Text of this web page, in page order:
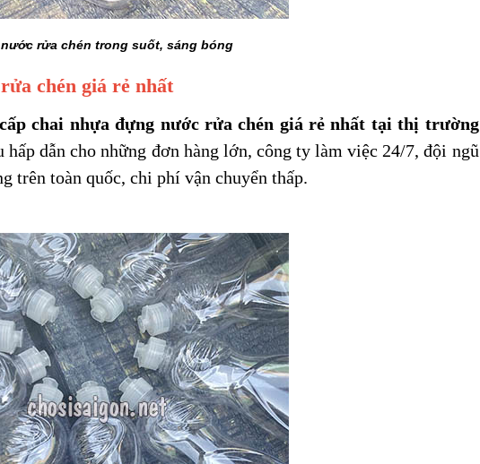
rửa chén trong suốt, sáng bóng
chén giá rẻ nhất
chai nhựa đựng nước rửa chén giá rẻ nhất tại thị trường
dẫn cho những đơn hàng lớn, công ty làm việc 24/7, đội ngũ
trên toàn quốc, chi phí vận chuyển thấp.